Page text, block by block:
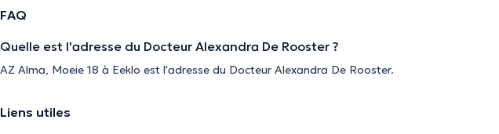
FAQ
Quelle est l'adresse du Docteur Alexandra De Rooster ?
AZ Alma, Moeie 18 à Eeklo est l'adresse du Docteur Alexandra De Rooster.
Liens utiles